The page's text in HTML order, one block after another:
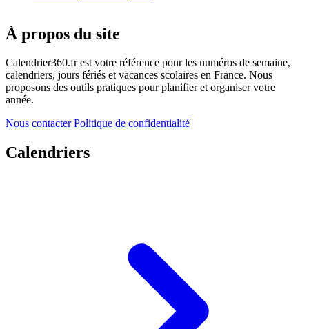
À propos du site
Calendrier360.fr est votre référence pour les numéros de semaine,
calendriers, jours fériés et vacances scolaires en France. Nous
proposons des outils pratiques pour planifier et organiser votre
année.
Nous contacterPolitique de confidentialité
Calendriers